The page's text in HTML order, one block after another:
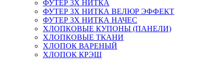
ФУТЕР 3Х НИТКА
ФУТЕР 3Х НИТКА ВЕЛЮР ЭФФЕКТ
ФУТЕР 3Х НИТКА НАЧЕС
ХЛОПКОВЫЕ КУПОНЫ (ПАНЕЛИ)
ХЛОПКОВЫЕ ТКАНИ
ХЛОПОК ВАРЕНЫЙ
ХЛОПОК КРЭШ